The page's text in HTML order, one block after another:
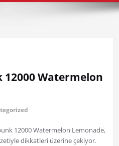
12000 Watermelon
12000 Watermelon Lemonade,
dikkatleri üzerine çekiyor.